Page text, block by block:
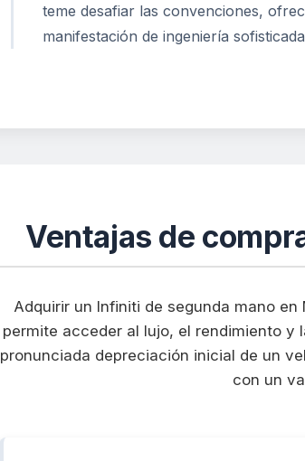
teme desafiar las convenciones,
manifestación de ingeniería
Ventajas de
Adquirir un Infiniti de segunda mano
permite acceder al lujo, el rendimiento y
pronunciada depreciación inicial de un
con un